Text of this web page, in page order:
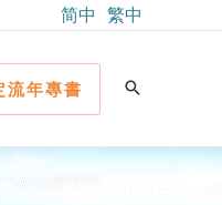
简中 繁中
流年專書